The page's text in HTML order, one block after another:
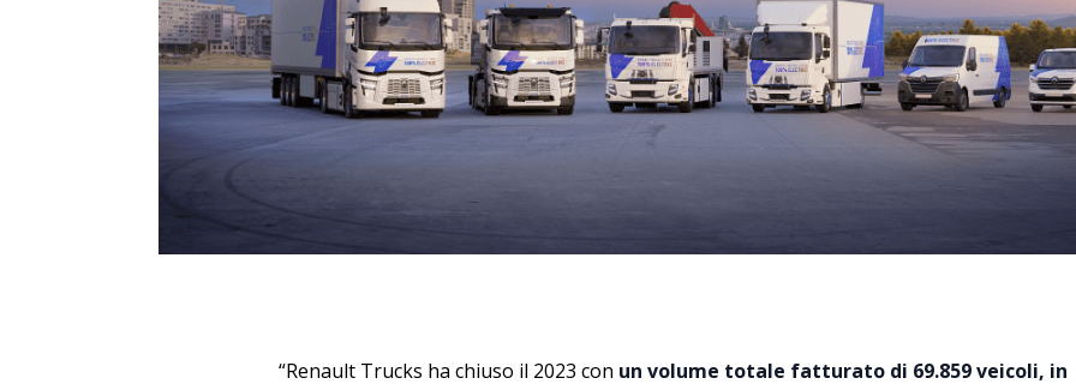
“Renault Trucks ha chiuso il 2023 con un volume totale fatturato di 69.859 veicoli, in